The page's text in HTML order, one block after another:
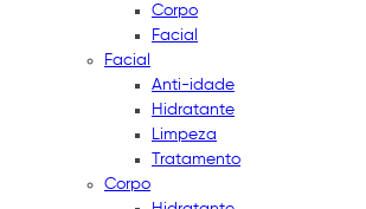
Corpo
Facial
Facial
Anti-idade
Hidratante
Limpeza
Tratamento
Corpo